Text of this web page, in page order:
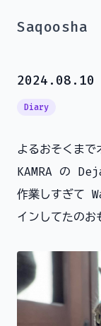
Saqoosha
2024.08.10
Diary
よるおそくまで
KAMRA の
作業しすぎて
インしてたのお